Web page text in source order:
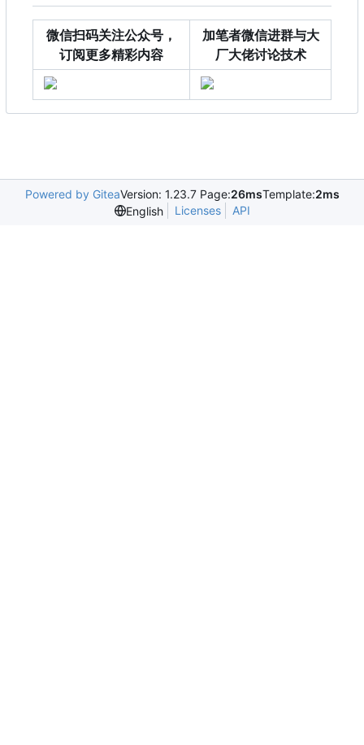
微信扫码关注公众号，
订阅更多精彩内容
加笔者微信进群与大
厂大佬讨论技术
Powered by GiteaVersion: 1.23.7 Page:26msTemplate:2ms
English
Licenses API